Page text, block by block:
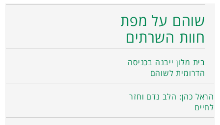
שוהם על מפת
חוות השרתים
בית מלון ייבנה בכניסה
הדרומית לשוהם
הראל כהן: הלב נדם וחזר
לחיים